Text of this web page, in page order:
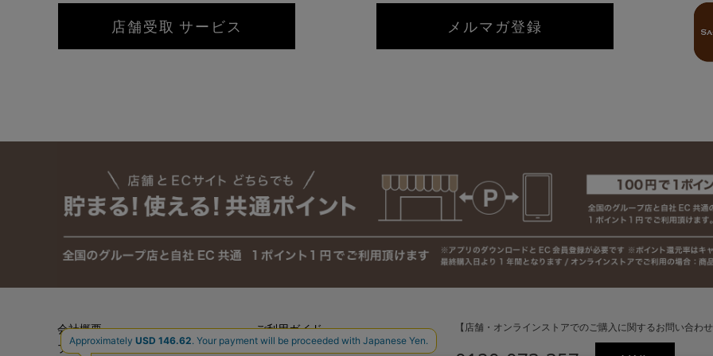
店舗受取 サービス メルマガ登録
会社概要
プライバシーポリシー
ご利用ガイド
送料・お支払い方法について
【店舗・オンラインストアでのご購入に関するお問い合わ